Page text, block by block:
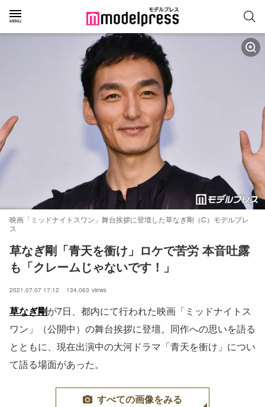
映画「ミッドナイトスワン」舞台挨拶に登壇した草なぎ剛（C）モデルプレ
ス
草なぎ剛「青天を衝け」ロケで苦労 本音吐露
も「クレームじゃないです！」
2021.07.07 17:12 134,063 views
草なぎ剛が7日、都内にて行われた映画「ミッドナイトス
ワン」（公開中）の舞台挨拶に登壇。同作への思いを語る
とともに、現在出演中の大河ドラマ「青天を衝け」につい
て語る場面があった。
すべての画像をみる